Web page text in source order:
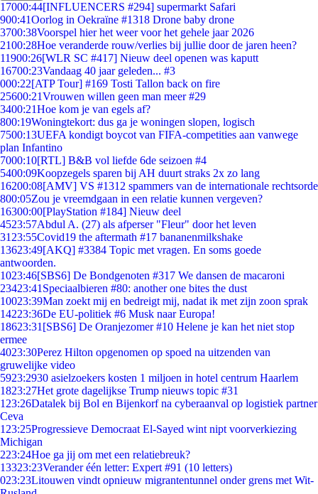
17000:44[INFLUENCERS #294] supermarkt Safari
900:41Oorlog in Oekraïne #1318 Drone baby drone
3700:38Voorspel hier het weer voor het gehele jaar 2026
2100:28Hoe veranderde rouw/verlies bij jullie door de jaren heen?
11900:26[WLR SC #417] Nieuw deel openen was kaputt
16700:23Vandaag 40 jaar geleden... #3
000:22[ATP Tour] #169 Tosti Tallon back on fire
25600:21Vrouwen willen geen man meer #29
3400:21Hoe kom je van egels af?
800:19Woningtekort: dus ga je woningen slopen, logisch
7500:13UEFA kondigt boycot van FIFA-competities aan vanwege
plan Infantino
7000:10[RTL] B&B vol liefde 6de seizoen #4
5400:09Koopzegels sparen bij AH duurt straks 2x zo lang
16200:08[AMV] VS #1312 spammers van de internationale rechtsorde
800:05Zou je vreemdgaan in een relatie kunnen vergeven?
16300:00[PlayStation #184] Nieuw deel
4523:57Abdul A. (27) als afperser "Fleur" door het leven
31 23:55Covid19 the aftermath #17 bananenmilkshake
13623:49[AKQ] #3384 Topic met vragen. En soms goede
antwoorden.
1023:46[SBS6] De Bondgenoten #317 We dansen de macaroni
23423:41 Speciaalbieren #80: another one bites the dust
10023:39Man zoekt mij en bedreigt mij, nadat ik met zijn zoon sprak
14223:36De EU-politiek #6 Musk naar Europa!
18623:31 [SBS6] De Oranjezomer #10 Helene je kan het niet stop
ermee
4023:30Perez Hilton opgenomen op spoed na uitzenden van
gruwelijke video
5923:2930 asielzoekers kosten 1 miljoen in hotel centrum Haarlem
1823:27Het grote dagelijkse Trump nieuws topic #31
1 23:26Datalek bij Bol en Bijenkorf na cyberaanval op logistiek partner
Ceva
1 23:25Progressieve Democraat El-Sayed wint nipt voorverkiezing
Michigan
223:24Hoe ga jij om met een relatiebreuk?
13323:23Verander één letter: Expert #91 (10 letters)
023:23Litouwen vindt opnieuw migrantentunnel onder grens met Wit-